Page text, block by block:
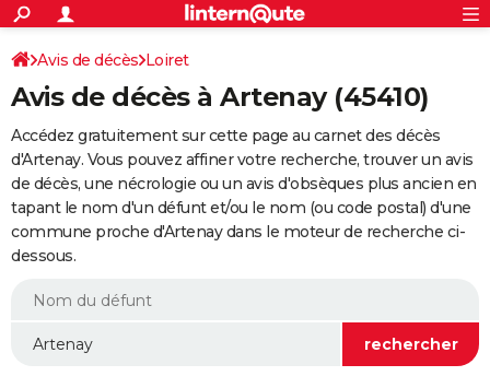
ACTUALITÉS
Politique
Société
Faits Divers
Education
Monde
Villes
+
SPORT
Coupe du monde 2026
Football
Tennis
Cyclisme
Rugby
Forum
Programme TV
TNT
Streaming
Cinéma
Sorties cinéma
Musique
+
FINANCE
Retraite
Epargne
Immobilier
Risques naturels par ville
Assurance
AUTO
Essais
Réserver un essai
Citadines
Berlines
SUV
Forum auto
+
HIGH-TECH
BRICOLAGE
WEEK-END
Avis de décès Loiret
Avis de décès à Artenay (45410)
Accédez gratuitement sur cette page au carnet des décès
d'Artenay. Vous pouvez affiner votre recherche, trouver un avis
de décès, une nécrologie ou un avis d'obsèques plus ancien en
tapant le nom d'un défunt et/ou le nom (ou code postal) d'une
commune proche d'Artenay dans le moteur de recherche ci-
dessous.